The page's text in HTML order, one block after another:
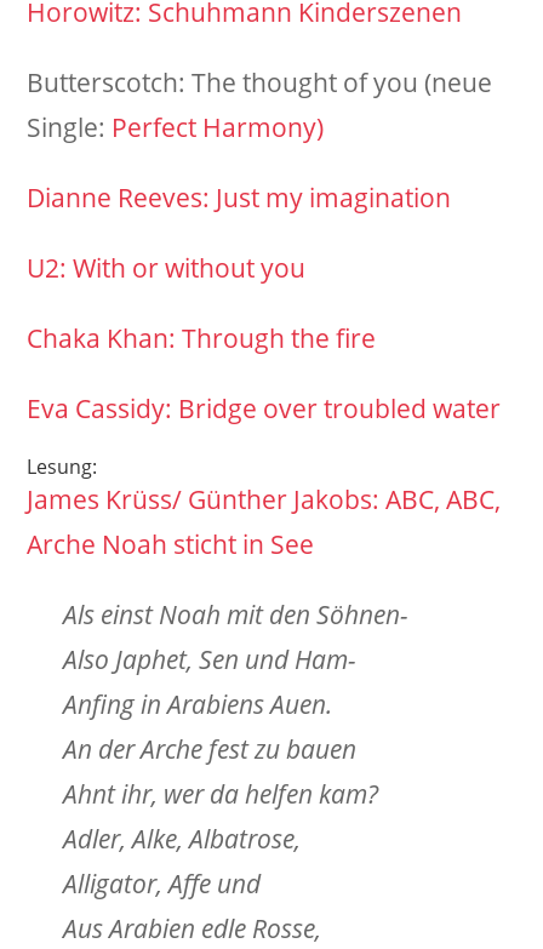
Horowitz: Schuhmann Kinderszenen
Butterscotch: The thought of you (neue
Single: Perfect Harmony)
Dianne Reeves: Just my imagination
U2: With or without you
Chaka Khan: Through the fire
Eva Cassidy: Bridge over troubled water
Lesung:
James Krüss/ Günther Jakobs: ABC, ABC,
Arche Noah sticht in See
Als einst Noah mit den Söhnen-
Also Japhet, Sen und Ham-
Anfing in Arabiens Auen.
An der Arche fest zu bauen
Ahnt ihr, wer da helfen kam?
Adler, Alke, Albatrose,
Alligator, Affe und
Aus Arabien edle Rosse,